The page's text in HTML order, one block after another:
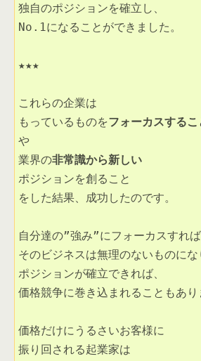
独自のポジションを確立し、
No.1になることができました。
★★★
これらの企業は
もっているものをフォーカスするこ
や
業界の
ポジションを創ること
をした結果、成功したのです。
自分達の”強み”にフォーカスすれば
そのビジネスは無理のないものに
ポジションが確立できれば、
価格競争に巻き込まれることもあ
価格だけにうるさいお客様に
振り回される起業家は